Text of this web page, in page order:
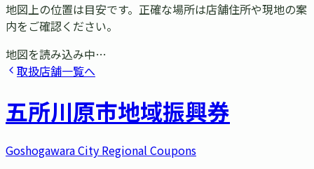
地図上の位置は目安です。正確な場所は店舗住所や現地の案
内をご確認ください。
地図を読み込み中…
取扱店舗一覧へ
五所川原市地域振興券
Goshogawara City Regional Coupons